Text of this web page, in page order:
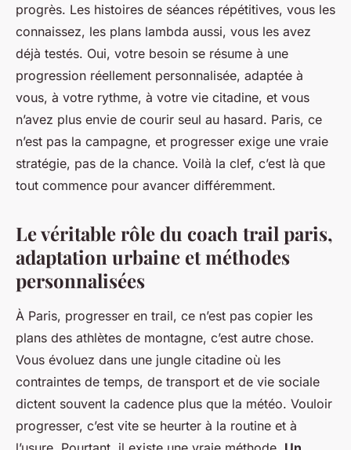
progrès. Les histoires de séances répétitives, vous les
connaissez, les plans lambda aussi, vous les avez
déjà testés. Oui, votre besoin se résume à une
progression réellement personnalisée, adaptée à
vous, à votre rythme, à votre vie citadine, et vous
n’avez plus envie de courir seul au hasard. Paris, ce
n’est pas la campagne, et progresser exige une vraie
stratégie, pas de la chance. Voilà la clef, c’est là que
tout commence pour avancer différemment.
Le véritable rôle du coach trail paris,
adaptation urbaine et méthodes
personnalisées
À Paris, progresser en trail, ce n’est pas copier les
plans des athlètes de montagne, c’est autre chose.
Vous évoluez dans une jungle citadine où les
contraintes de temps, de transport et de vie sociale
dictent souvent la cadence plus que la météo. Vouloir
progresser, c’est vite se heurter à la routine et à